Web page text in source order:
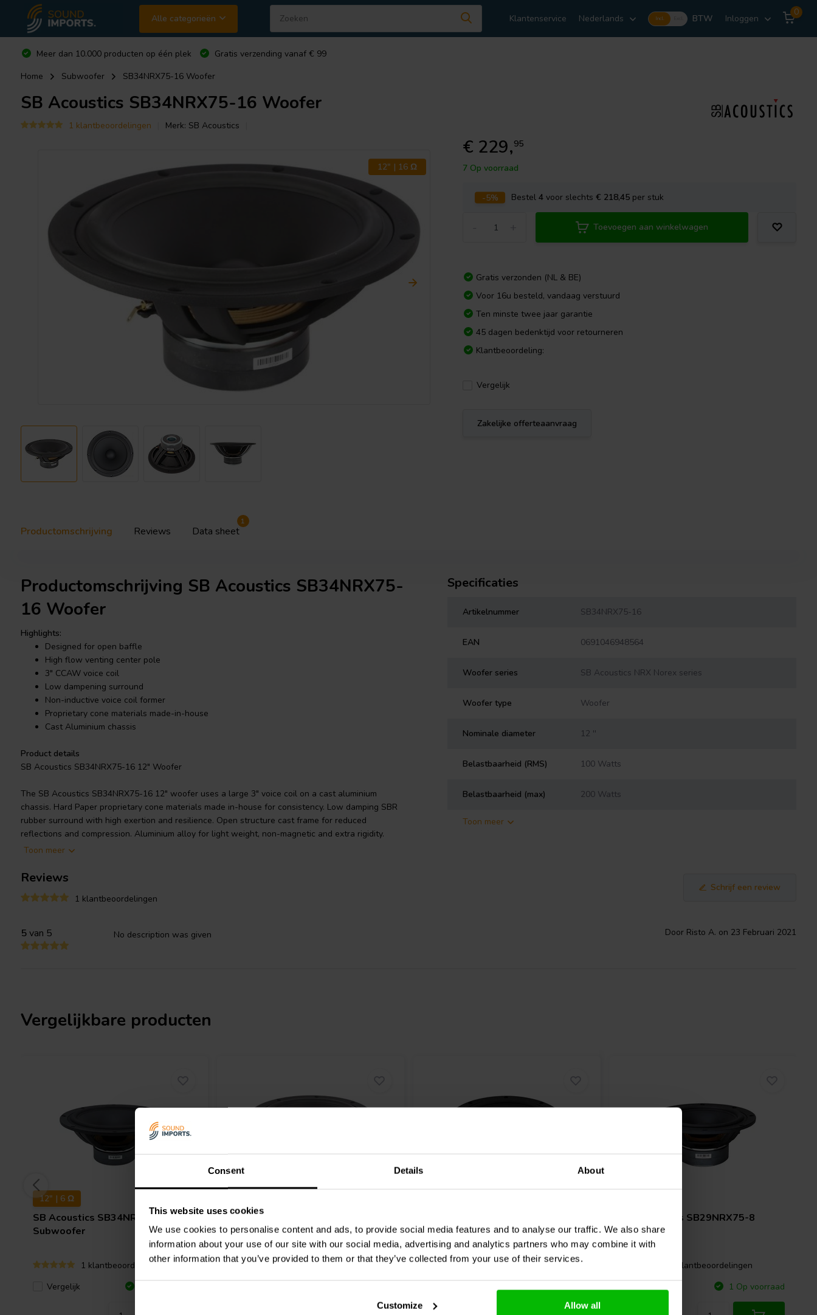
Consent Details About
This website uses cookies
We use cookies to personalise content and ads, to provide social media features and to analyse our traffic. We also share
information about your use of our site with our social media, advertising and analytics partners who may combine it with
other information that you’ve provided to them or that they’ve collected from your use of their services.
Customize Allow all
Alle categorieën Klantenservice Nederlands Incl. BTW Inloggen
0
Meer dan 10.000 producten op één plek
Gratis verzending vanaf € 99
Home
Subwoofer SB34NRX75-16 Woofer
SB Acoustics SB34NRX75-16 Woofer
1 klantbeoordelingen Merk: SB Acoustics
12" | 16 Ω
€ 229,95
7 Op voorraad
-5% Bestel4 voor slechts€ 218,45 per stuk
Toevoegen aan winkelwagen
Gratis verzonden (NL & BE)
Voor 16u besteld, vandaag verstuurd
Ten minste twee jaar garantie
45 dagen bedenktijd voor retourneren
Klantbeoordeling:
Vergelijk
Zakelijke offerteaanvraag
Productomschrijving Reviews Data sheet
1
Productomschrijving SB Acoustics SB34NRX75-
16 Woofer
Highlights:
Designed for open baffle
High flow venting center pole
3" CCAW voice coil
Low dampening surround
Non-inductive voice coil former
Proprietary cone materials made-in-house
Cast Aluminium chassis
Product details
SB Acoustics SB34NRX75-16 12" Woofer
The SB Acoustics SB34NRX75-16 12" woofer uses a large 3" voice coil on a cast aluminium
chassis. Hard Paper proprietary cone materials made in-house for consistency. Low damping SBR
rubber surround with high exertion and resilience. Open structure cast frame for reduced
reflections and compression. Aluminium alloy for light weight, non-magnetic and extra rigidity.
Shorting Copper cap on pole piece. Non-inductive 75mm coil former. Especially designed for open
Toon meer
Specificaties
Artikelnummer SB34NRX75-16
EAN 0691046948564
Woofer series SB Acoustics NRX Norex series
Woofer type Woofer
Nominale diameter 12 ''
Belastbaarheid (RMS) 100 Watts
Belastbaarheid (max) 200 Watts
Toon meer
Reviews
1 klantbeoordelingen
Schrijf een review
5van 5 No description was given Door Risto A. on 23 Februari 2021
Vergelijkbare producten
12" | 6 Ω
SB Acoustics SB34NRX75-6
Subwoofer
1 klantbeoordelingen
Vergelijk
SB Acoustics
Woofer
2 klantbeoordelingen
Subwoofer
1 klantbeoordelingen
4 Op voorraad
SB Acoustics SB29NRX75-8
Subwoofer
2 klantbeoordelingen
1 Op voorraad